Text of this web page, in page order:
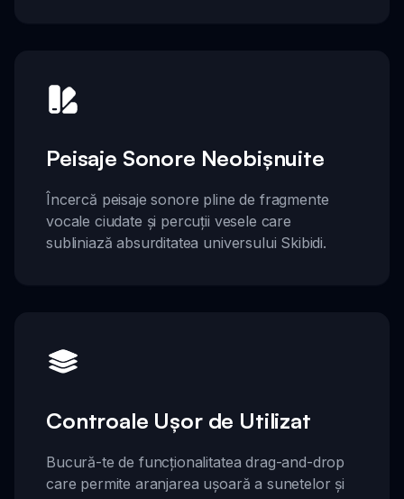
Peisaje Sonore Neobișnuite
Încercă peisaje sonore pline de fragmente
vocale ciudate și percuții vesele care
subliniază absurditatea universului Skibidi.
Controale Ușor de Utilizat
Bucură-te de funcționalitatea drag-and-drop
care permite aranjarea ușoară a sunetelor și